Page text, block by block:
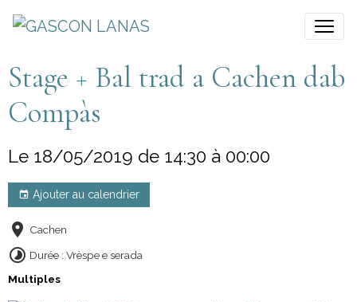
Stage + Bal trad a Cachen dab
Compàs
Le 18/05/2019 de 14:30 à 00:00
Ajouter au calendrier
Cachen
Durée : Vrèspe e serada
Multiples